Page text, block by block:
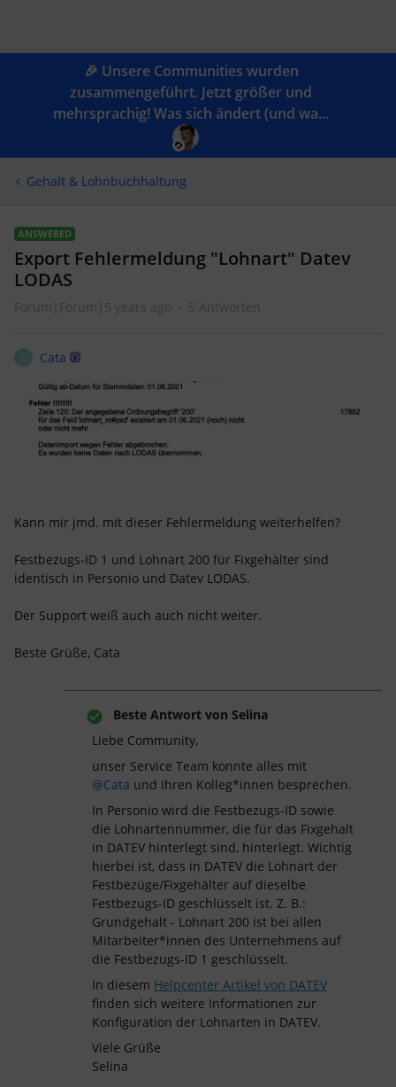
🎉 Unsere Communities wurden
zusammengeführt. Jetzt größer und
mehrsprachig! Was sich ändert (und wa...
Gehalt & Lohnbuchhaltung
ANSWERED
Export Fehlermeldung "Lohnart" Datev
LODAS
Forum|Forum|5 years ago 5 Antworten
Cata
Kann mir jmd. mit dieser Fehlermeldung weiterhelfen?
Festbezugs-ID 1 und Lohnart 200 für Fixgehälter sind
identisch in Personio und Datev LODAS.
Der Support weiß auch auch nicht weiter.
Beste Grüße, Cata
Beste Antwort von Selina
Liebe Community,
unser Service Team konnte alles mit
@Cata und Ihren Kolleg*innen besprechen.
In Personio wird die Festbezugs-ID sowie
die Lohnartennummer, die für das Fixgehalt
in DATEV hinterlegt sind, hinterlegt. Wichtig
hierbei ist, dass in DATEV die Lohnart der
Festbezüge/Fixgehälter auf dieselbe
Festbezugs-ID geschlüsselt ist. Z. B.:
Grundgehalt - Lohnart 200 ist bei allen
Mitarbeiter*innen des Unternehmens auf
die Festbezugs-ID 1 geschlüsselt.
In diesem Helpcenter Artikel von DATEV
finden sich weitere Informationen zur
Konfiguration der Lohnarten in DATEV.
Viele Grüße
Selina